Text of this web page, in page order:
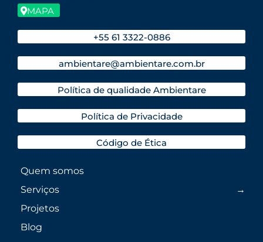
MAPA
+55 61 3322-0886
ambientare@ambientare.com.br
Política de qualidade Ambientare
Política de Privacidade
Código de Ética
Quem somos
Serviços
Projetos
Blog